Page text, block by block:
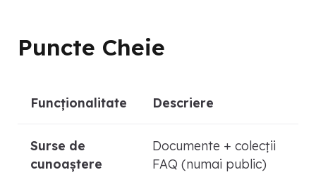
Puncte Cheie
Funcționalitate Descriere
Surse de
cunoaștere
Documente + colecții
FAQ (numai public)